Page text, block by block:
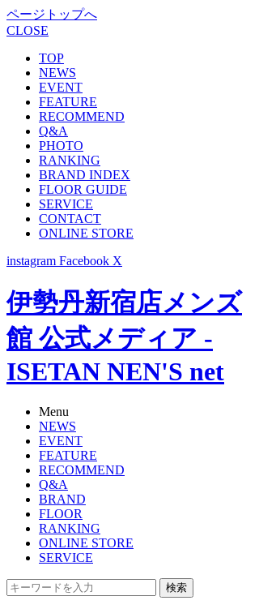
ページトップへ
CLOSE
TOP
NEWS
EVENT
FEATURE
RECOMMEND
Q&A
PHOTO
RANKING
BRAND INDEX
FLOOR GUIDE
SERVICE
CONTACT
ONLINE STORE
instagram Facebook X
伊勢丹新宿店メンズ
館 公式メディア -
ISETAN NEN'S net
Menu
NEWS
EVENT
FEATURE
RECOMMEND
Q&A
BRAND
FLOOR
RANKING
ONLINE STORE
SERVICE
検索